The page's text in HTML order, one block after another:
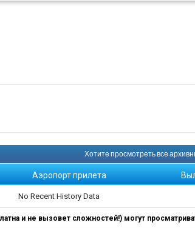
Хотите просмотреть все
Аэропорт прилета
No Recent History Data
и не вызовет сложностей!) могут